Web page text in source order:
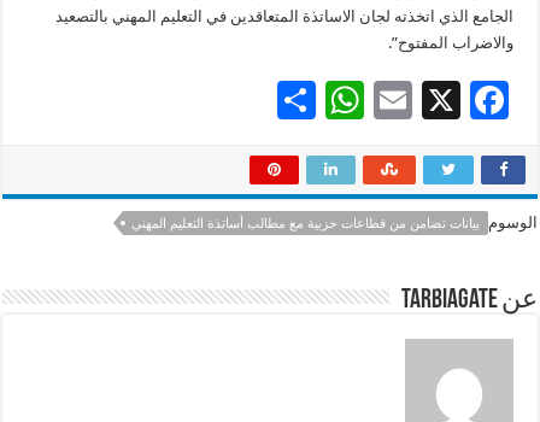
الجامع الذي اتخذته لجان الاساتذة المتعاقدين في التعليم المهني بالتصعيد
والاضراب المفتوح”.
F
e
b
o
k
X
E
ai
l
W
at
sA
p
ar
e
الوسوم بيانات تضامن من قطاعات حزبية مع مطالب أساتذة التعليم المهني
عن tarbiagate